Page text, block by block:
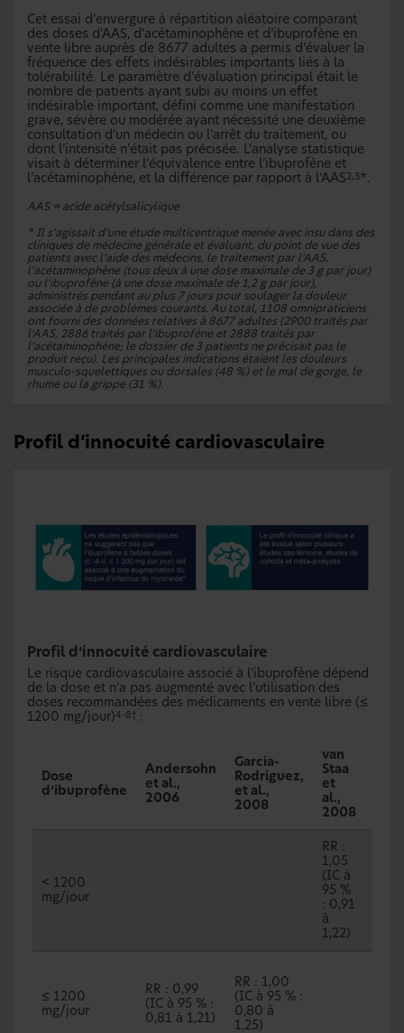
Cet essai d’envergure à répartition aléatoire comparant
des doses d’AAS, d’acétaminophène et d’ibuprofène en
vente libre auprès de 8677 adultes a permis d’évaluer la
fréquence des effets indésirables importants liés à la
tolérabilité. Le paramètre d’évaluation principal était le
nombre de patients ayant subi au moins un effet
indésirable important, défini comme une manifestation
grave, sévère ou modérée ayant nécessité une deuxième
consultation d’un médecin ou l’arrêt du traitement, ou
dont l’intensité n’était pas précisée. L’analyse statistique
visait à déterminer l’équivalence entre l’ibuprofène et
l’acétaminophène, et la différence par rapport à l’AAS 2,3 *.
AAS = acide acétylsalicylique
* Il s’agissait d’une étude multicentrique menée avec insu dans des
cliniques de médecine générale et évaluant, du point de vue des
patients avec l’aide des médecins, le traitement par l’AAS,
l’acétaminophène (tous deux à une dose maximale de 3 g par jour)
ou l’ibuprofène (à une dose maximale de 1,2 g par jour),
administrés pendant au plus 7 jours pour soulager la douleur
associée à de problèmes courants. Au total, 1108 omnipraticiens
ont fourni des données relatives à 8677 adultes (2900 traités par
l’AAS, 2886 traités par l’ibuprofène et 2888 traités par
l’acétaminophène; le dossier de 3 patients ne précisait pas le
produit reçu). Les principales indications étaient les douleurs
musculo-squelettiques ou dorsales (48 %) et le mal de gorge, le
rhume ou la grippe (31 %).
Profil d’innocuité cardiovasculaire
Profil d’innocuité cardiovasculaire
Le risque cardiovasculaire associé à l’ibuprofène dépend
de la dose et n’a pas augmenté avec l’utilisation des
doses recommandées des médicaments en vente libre (≤
1200 mg/jour)4-8† :
Dose
d’ibuprofène
Andersohn
et al.,
2006
Garcia-
Rodriguez,
et al.,
2008
van
Staa
et
al.,
2008
< 1200
mg/jour
RR :
1,05
(IC à
95 %
: 0,91
à
1,22)
≤ 1200
mg/jour
RR : 0,99
(IC à 95 % :
0,81 à 1,21)
RR : 1,00
(IC à 95 % :
0,80 à
1,25)